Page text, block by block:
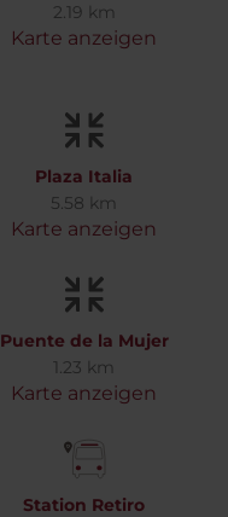
2.19 km
Karte anzeigen
Plaza Italia
5.58 km
Karte anzeigen
Puente de la Mujer
1.23 km
Karte anzeigen
Station Retiro